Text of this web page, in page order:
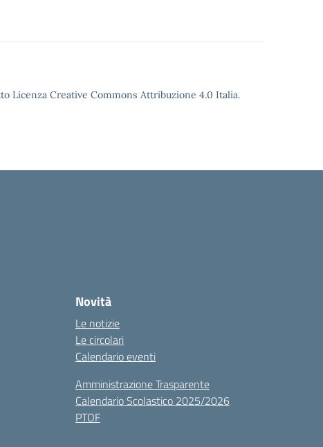
Licenza Creative Commons Attribuzione 4.0 Italia.
Novità
Le notizie
Le circolari
Calendario eventi
Amministrazione Trasparente
Calendario Scolastico 2025/2026
PTOF